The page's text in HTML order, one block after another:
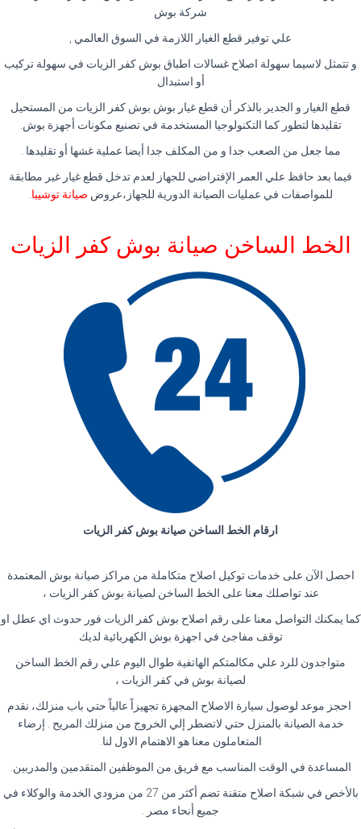
شركة بوش
علي توفير قطع الغيار اللازمة في السوق العالمي ,
و تتمثل لاسيما سهولة اصلاح غسالات اطباق بوش كفر الزيات في سهولة تركيب
أو استبدال
قطع الغيار و الجدير بالذكر أن قطع غيار بوش بوش كفر الزيات من المستحيل
تقليدها لتطور كما التكنولوجيا المستخدمة في تصنيع مكونات أجهزة بوش.
مما جعل من الصعب جدا و من المكلف جدا أيضا عملية غشها أو تقليدها .
فيما بعد حافظ علي العمر الإفتراضي للجهاز لعدم تدخل قطع غيار غير مطابقة
للمواصفات في عمليات الصيانة الدورية للجهاز،عروض صيانة توشيبا
الخط الساخن صيانة بوش كفر الزيات
ارقام الخط الساخن صيانة بوش كفر الزيات
احصل الآن على خدمات توكيل اصلاح متكاملة من مراكز صيانة بوش المعتمدة
عند تواصلك معنا على الخط الساخن لصيانة بوش كفر الزيات ،
كما يمكنك التواصل معنا على رقم اصلاح بوش كفر الزيات فور حدوث اي عطل او
توقف مفاجئ في اجهزة بوش الكهربائية لديك
متواجدون للرد علي مكالمتكم الهاتفية طوال اليوم علي رقم الخط الساخن
لصيانة بوش في كفر الزيات ،
احجز موعد لوصول سيارة الاصلاح المجهزة تجهيزاً عالياً حتي باب منزلك، نقدم
خدمة الصيانة بالمنزل حتي لاتضطر إلي الخروج من منزلك المريح . إرضاء
المتعاملون معنا هو الاهتمام الاول لنا.
المساعدة في الوقت المناسب مع فريق من الموظفين المتقدمين والمدربين.
بالأخص في شبكة اصلاح متقنة تضم أكثر من 27 من مزودي الخدمة والوكلاء في
جميع أنحاء مصر .